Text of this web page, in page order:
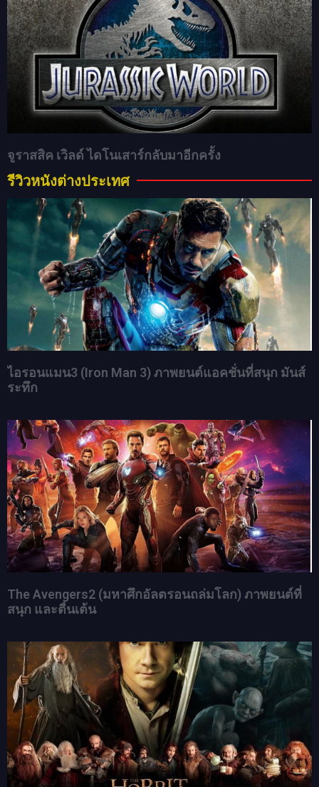
จูราสสิค เวิลด์ ไดโนเสาร์กลับมาอีกครั้ง
รีวิวหนังต่างประเทศ
ไอรอนแมน3 (Iron Man 3) ภาพยนต์แอคชั่นที่สนุก มันส์
ระทึก
The Avengers2 (มหาศึกอัลตรอนถล่มโลก) ภาพยนต์ที่
สนุก และตื่นเต้น